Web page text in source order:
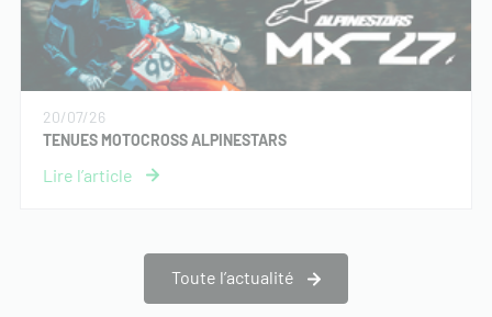
20/07/26
TENUES MOTOCROSS ALPINESTARS
Toute l’actualité